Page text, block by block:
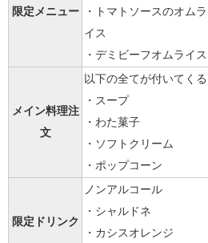
限定メニュー
・トマトソースのオムラ
イス
・デミビーフオムライス
メイン料理注
文
以下の全てが付いてくる
・スープ
・わた菓子
・ソフトクリーム
・ポップコーン
限定ドリンク
ノンアルコール
・シャルドネ
・カシスオレンジ